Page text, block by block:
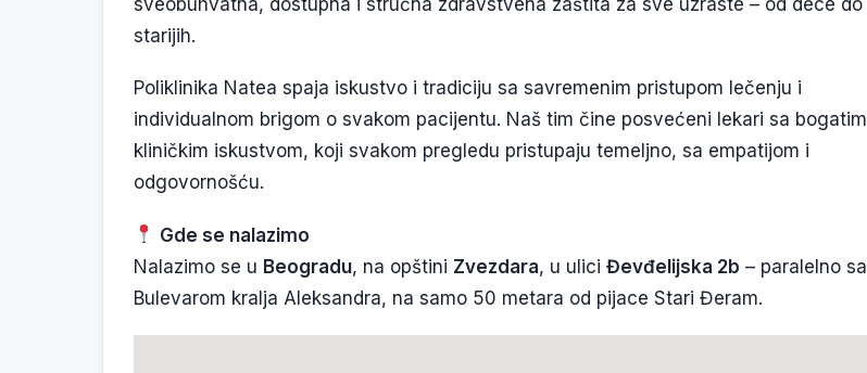
starijih.
Poliklinika Natea spaja iskustvo i tradiciju sa savremenim pristupom lečenju i
individualnom brigom o svakom pacijentu. Naš tim čine posvećeni lekari sa bogatim
kliničkim iskustvom, koji svakom pregledu pristupaju temeljno, sa empatijom i
odgovornošću.
Gde se nalazimo
Nalazimo se u Beogradu, na opštini Zvezdara, u ulici Đevđelijska 2b – paralelno sa
Bulevarom kralja Aleksandra, na samo 50 metara od pijace Stari Đeram.